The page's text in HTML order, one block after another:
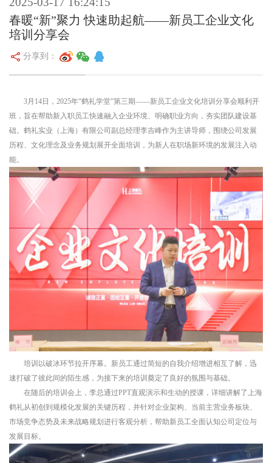
春暖“新”聚力 快速助起航——新员工企业文化
培训分享会
分享到：
3月14日，2025年“鹤礼学堂”第三期——新员工企业文化培训分享会顺利开
班，旨在帮助新入职员工快速融入企业环境、明确职业方向，夯实团队建设基
础。鹤礼实业（上海）有限公司副总经理李吉峰作为主讲导师，围绕公司发展
历程、文化理念及业务规划展开全面培训，为新人在职场新环境的发展注入动
能。
培训以破冰环节拉开序幕。新员工通过简短的自我介绍增进相互了解，迅
速打破了彼此间的陌生感，为接下来的培训奠定了良好的氛围与基础。
在随后的培训会上，李总通过PPT直观演示和生动的授课 ， 详细讲解了 上海
鹤礼从初创到规模化发展的关键历程，并针对企业架构、 当前主营业务板块、
市场竞争态势及未来战略规划进行客观分析 ，帮助新员工全面认知公司 定位与
发展目标。